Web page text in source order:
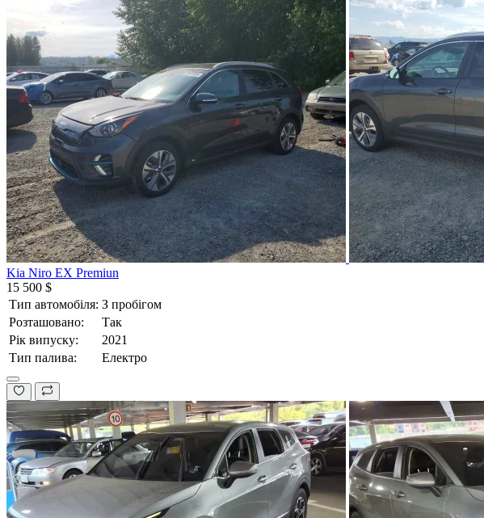
Kia Niro EX Premiun
15 500 $
Тип автомобіля: З пробігом
Розташовано:
Так
Рік випуску:
2021
Тип палива:
Електро